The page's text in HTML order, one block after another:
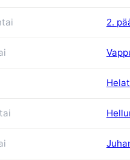
2.